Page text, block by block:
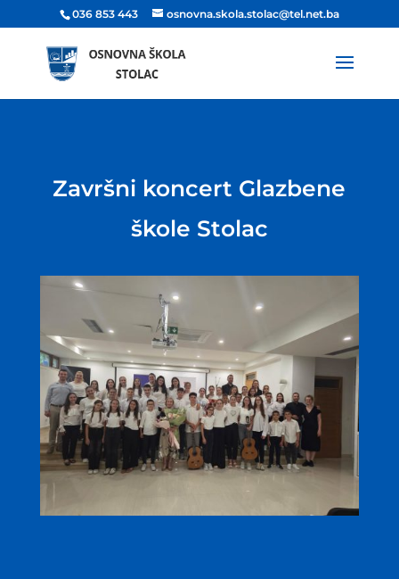
036 853 443 osnovna.skola.stolac@tel.net.ba
Završni koncert Glazbene
škole Stolac